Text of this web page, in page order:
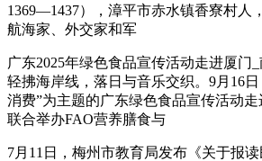
1369—1437），漳平市赤水镇香寮村人
航海家、外交家和军
广东2025年绿色食品宣传活动走进厦门
轻拂海岸线，落日与音乐交织。9月16
消费”为主题的广东绿色食品宣传活动
联合举办FAO营养膳食与
7月11日，梅州市教育局发布《关于报